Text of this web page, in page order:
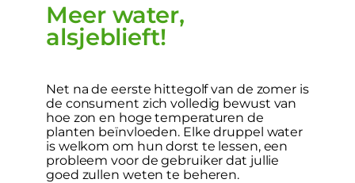
Meer water,
alsjeblieft!
Net na de eerste hittegolf van de zomer is
de consument zich volledig bewust van
hoe zon en hoge temperaturen de
planten beïnvloeden. Elke druppel water
is welkom om hun dorst te lessen, een
probleem voor de gebruiker dat jullie
goed zullen weten te beheren.